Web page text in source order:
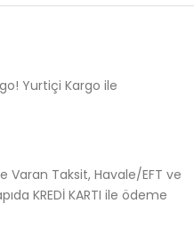
Yurtiçi Kargo ile
Varan Taksit, Havale/EFT ve
KREDİ KARTI ile ödeme